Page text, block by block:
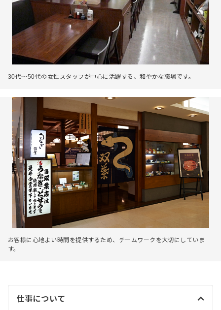
30代～50代の女性スタッフが中心に活躍する、和やかな職場です。
お客様に心地よい時間を提供するため、チームワークを大切にしていま
す。
仕事について